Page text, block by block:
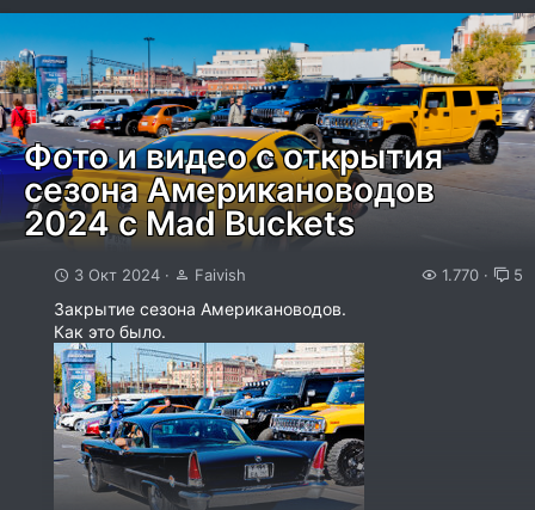
Р504 – самая холодная, самая жестокая, самая
восточная трасса России, протяжённость её более двух
тысяч километров.
Мой путь лежал на полюс холода Оймякон – это
примерно 750 километров от Якутска в сторону...
Фото и видео с открытия
сезона Американоводов
2024 с Mad Buckets
3 Окт 2024 Faivish 1.770 5
Закрытие сезона Американоводов.
Как это было.